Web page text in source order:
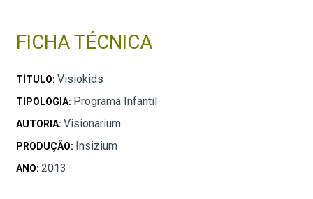
FICHA TÉCNICA
TÍTULO: Visiokids
TIPOLOGIA: Programa Infantil
AUTORIA: Visionarium
PRODUÇÃO: Insizium
ANO: 2013